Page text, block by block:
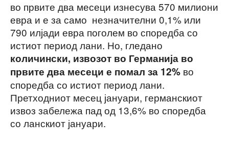
во првите два месеци изнесува 570 милиони
евра и е за само незначителни 0,1% или
790 илјади евра поголем во споредба со
истиот период лани. Но, гледано
количински, извозот во Германија во
првите два месеци е помал за 12% во
споредба со истиот период лани.
Претходниот месец јануари, германскиот
извоз забележа пад од 13,6% во споредба
со ланскиот јануари.